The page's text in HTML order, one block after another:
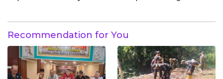
Recommendation for You